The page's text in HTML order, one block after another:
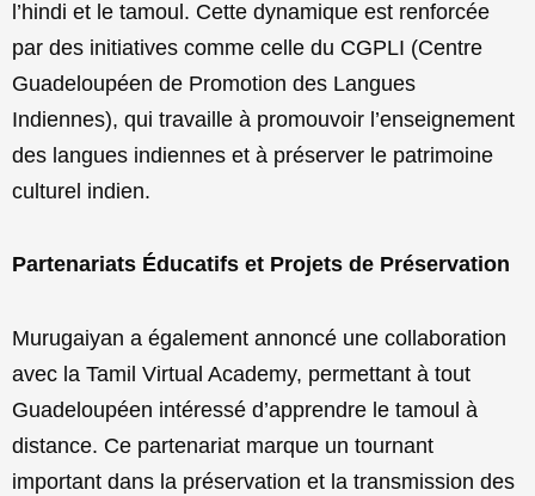
l’hindi et le tamoul. Cette dynamique est renforcée
par des initiatives comme celle du CGPLI (Centre
Guadeloupéen de Promotion des Langues
Indiennes), qui travaille à promouvoir l’enseignement
des langues indiennes et à préserver le patrimoine
culturel indien.
Partenariats Éducatifs et Projets de Préservation
Murugaiyan a également annoncé une collaboration
avec la Tamil Virtual Academy, permettant à tout
Guadeloupéen intéressé d’apprendre le tamoul à
distance. Ce partenariat marque un tournant
important dans la préservation et la transmission des